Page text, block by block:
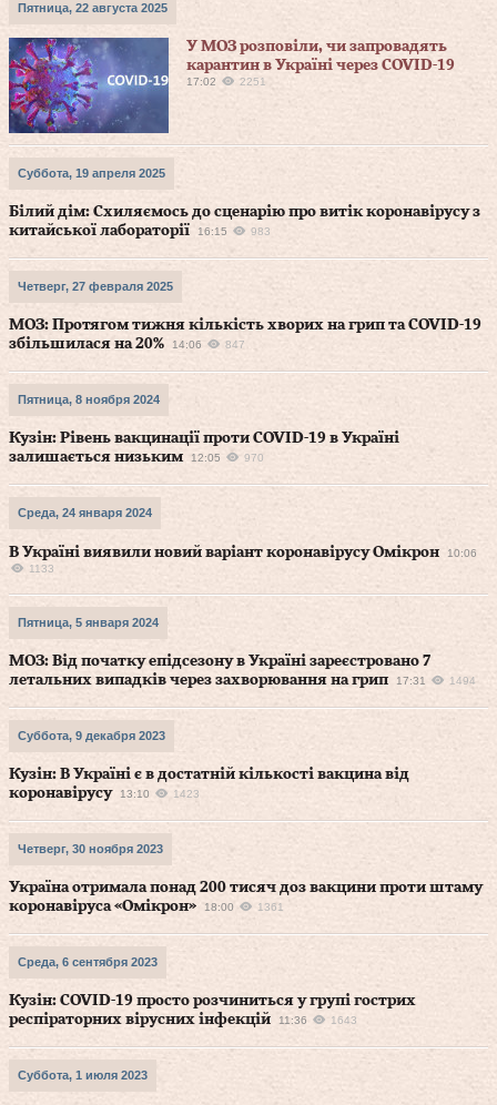
Пятница, 22 августа 2025
У МОЗ розповіли, чи запровадять
карантин в Україні через COVID-19
17:02 2251
Суббота, 19 апреля 2025
Білий дім: Схиляємось до сценарію про витік коронавірусу з
китайської лабораторії
16:15 983
Четверг, 27 февраля 2025
МОЗ: Протягом тижня кількість хворих на грип та COVID-19
збільшилася на 20%
14:06 847
Пятница, 8 ноября 2024
Кузін: Рівень вакцинації проти COVID-19 в Україні
залишається низьким
12:05 970
Среда, 24 января 2024
В Україні виявили новий варіант коронавірусу Омікрон
10:06
1133
Пятница, 5 января 2024
МОЗ: Від початку епідсезону в Україні зареєстровано 7
летальних випадків через захворювання на грип
17:31 1494
Суббота, 9 декабря 2023
Кузін: В Україні є в достатній кількості вакцина від
коронавірусу
13:10 1423
Четверг, 30 ноября 2023
Україна отримала понад 200 тисяч доз вакцини проти штаму
коронавіруса «Омікрон»
18:00 1361
Среда, 6 сентября 2023
Кузін: COVID-19 просто розчиниться у групі гострих
респіраторних вірусних інфекцій
11:36 1643
Суббота, 1 июля 2023